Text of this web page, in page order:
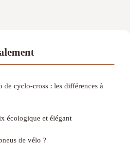
de cyclo-cross : les différences à
écologique et élégant
de vélo ?